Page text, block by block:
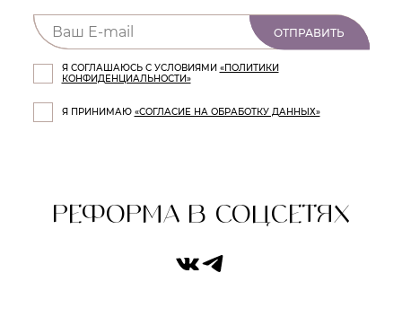
ОТПРАВИТЬ
Я СОГЛАШАЮСЬ С УСЛОВИЯМИ «ПОЛИТИКИ
КОНФИДЕНЦИАЛЬНОСТИ»
Я ПРИНИМАЮ «СОГЛАСИЕ НА ОБРАБОТКУ ДАННЫХ»
РЕФОРМА В СОЦСЕТЯХ